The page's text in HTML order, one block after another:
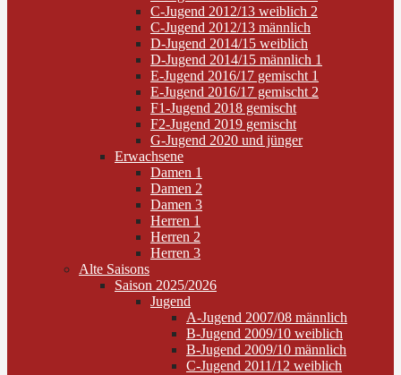
C-Jugend 2012/13 weiblich 2
C-Jugend 2012/13 männlich
D-Jugend 2014/15 weiblich
D-Jugend 2014/15 männlich 1
E-Jugend 2016/17 gemischt 1
E-Jugend 2016/17 gemischt 2
F1-Jugend 2018 gemischt
F2-Jugend 2019 gemischt
G-Jugend 2020 und jünger
Erwachsene
Damen 1
Damen 2
Damen 3
Herren 1
Herren 2
Herren 3
Alte Saisons
Saison 2025/2026
Jugend
A-Jugend 2007/08 männlich
B-Jugend 2009/10 weiblich
B-Jugend 2009/10 männlich
C-Jugend 2011/12 weiblich